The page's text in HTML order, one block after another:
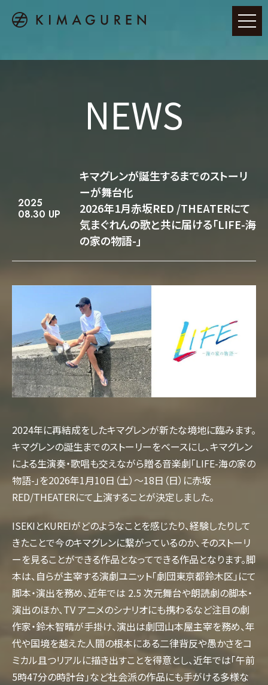
NEWS
2025
08.30 UP
キマグレンが誕生するまでのストーリ
ーが舞台化
2026年1月赤坂RED /THEATERにて
気まぐれんの歌と共に届ける「LIFE-海
の家の物語-」
2024年に再結成をしたキマグレンが新たな境地に臨みます。
キマグレンの誕生までのストーリーをベースにし、キマグレン
による生演奏・歌唱も交えながら贈る音楽劇「LIFE-海の家の
物語-」を2026年1月10日（土）～18日（日）に赤坂
RED/THEATERにて上演することが決定しました。
ISEKIとKUREIがどのようなことを感じたり、経験したりして
きたことで今のキマグレンに繋がっているのか、そのストーリ
ーを見ることができる作品となってできる作品となります。脚
本は、自らが主宰する演劇ユニット「劇団東京都鈴木区」にて
脚本・演出を務め、近年では 2.5 次元舞台や朗読劇の脚本・
演出のほか、TV アニメのシナリオにも携わるなど注目の劇
作家・鈴木智晴が手掛け、演出は劇団山本屋主宰を務め、年
代や国境を越えた人間の根本にある二律背反や愚かさをコ
ミカル且つリアルに描き出すことを得意とし、近年では「午前
5時47分の時計台」など社会派の作品にも手がける多様な